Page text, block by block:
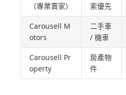
（專業賣家）
索優先
Carousell M
otors
二手車
/ 機車
Carousell Pr
operty
房產物
件